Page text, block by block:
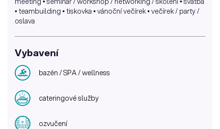
• teambuilding • tiskovka • vánoční večírek • večírek / party /
oslava
Vybavení
bazén / SPA / wellness
cateringové služby
ozvučení